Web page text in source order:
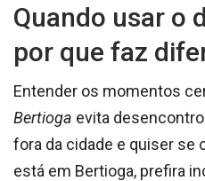
Quando usar o
por que faz
Entender os momentos
Bertioga evita
fora da cidade e quiser se
está em Bertioga, prefira